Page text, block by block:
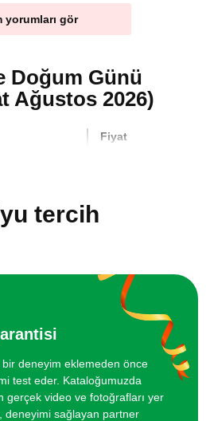
yorumları gör
Doğum Günü
Ağustos 2026)
Fiyat
2000 TL
4500 TL
2000 TL
tercih
deneyim eklemeden önce
test eder. Kataloğumuzda
gerçek video ve fotoğrafları yer
deneyimi sağlayan partner